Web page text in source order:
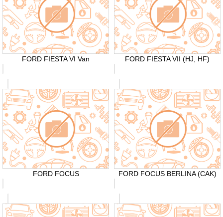
FORD FIESTA VI Van FORD FIESTA VII (HJ, HF)
FORD FOCUS FORD FOCUS BERLINA (CAK)